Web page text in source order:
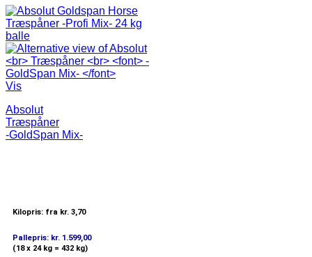
Vis
Absolut
Træspåner
-GoldSpan Mix-
Kilopris: fra kr. 3,70
Pallepris: kr. 1.599,00
(18 x 24 kg = 432 kg)